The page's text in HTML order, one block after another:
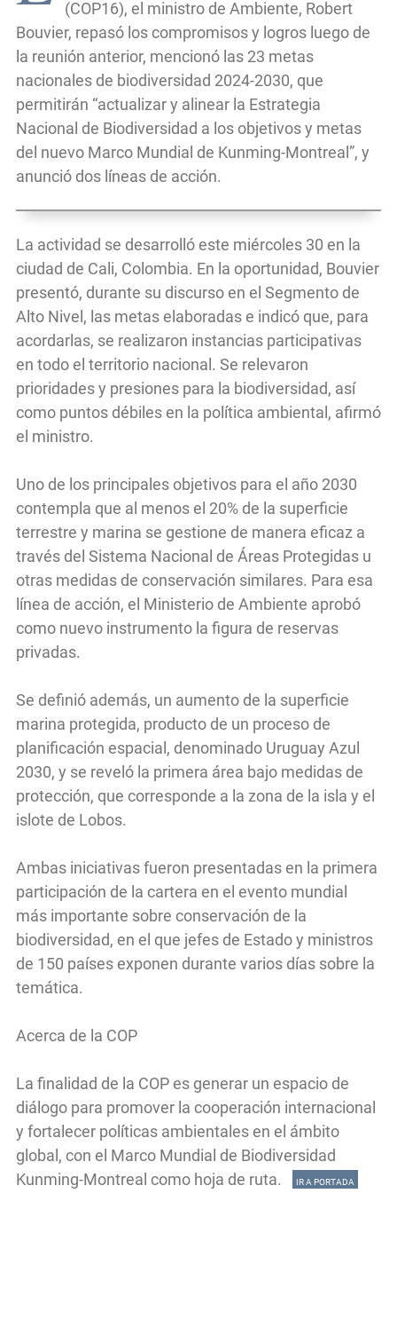
(COP16), el ministro de Ambiente, Robert
Bouvier, repasó los compromisos y logros luego de
la reunión anterior, mencionó las 23 metas
nacionales de biodiversidad 2024-2030, que
permitirán “actualizar y alinear la Estrategia
Nacional de Biodiversidad a los objetivos y metas
del nuevo Marco Mundial de Kunming-Montreal”, y
anunció dos líneas de acción.
La actividad se desarrolló este miércoles 30 en la
ciudad de Cali, Colombia. En la oportunidad, Bouvier
presentó, durante su discurso en el Segmento de
Alto Nivel, las metas elaboradas e indicó que, para
acordarlas, se realizaron instancias participativas
en todo el territorio nacional. Se relevaron
prioridades y presiones para la biodiversidad, así
como puntos débiles en la política ambiental, afirmó
el ministro.
Uno de los principales objetivos para el año 2030
contempla que al menos el 20% de la superficie
terrestre y marina se gestione de manera eficaz a
través del Sistema Nacional de Áreas Protegidas u
otras medidas de conservación similares. Para esa
línea de acción, el Ministerio de Ambiente aprobó
como nuevo instrumento la figura de reservas
privadas.
Se definió además, un aumento de la superficie
marina protegida, producto de un proceso de
planificación espacial, denominado Uruguay Azul
2030, y se reveló la primera área bajo medidas de
protección, que corresponde a la zona de la isla y el
islote de Lobos.
Ambas iniciativas fueron presentadas en la primera
participación de la cartera en el evento mundial
más importante sobre conservación de la
biodiversidad, en el que jefes de Estado y ministros
de 150 países exponen durante varios días sobre la
temática.
Acerca de la COP
La finalidad de la COP es generar un espacio de
diálogo para promover la cooperación internacional
y fortalecer políticas ambientales en el ámbito
global, con el Marco Mundial de Biodiversidad
Kunming-Montreal como hoja de ruta.
IR A PORTADA